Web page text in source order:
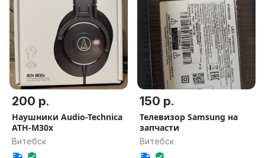
200 р.
Наушники Audio-Technica
ATH-M30x
Витебск
150 р.
Телевизор Samsung на
запчасти
Витебск